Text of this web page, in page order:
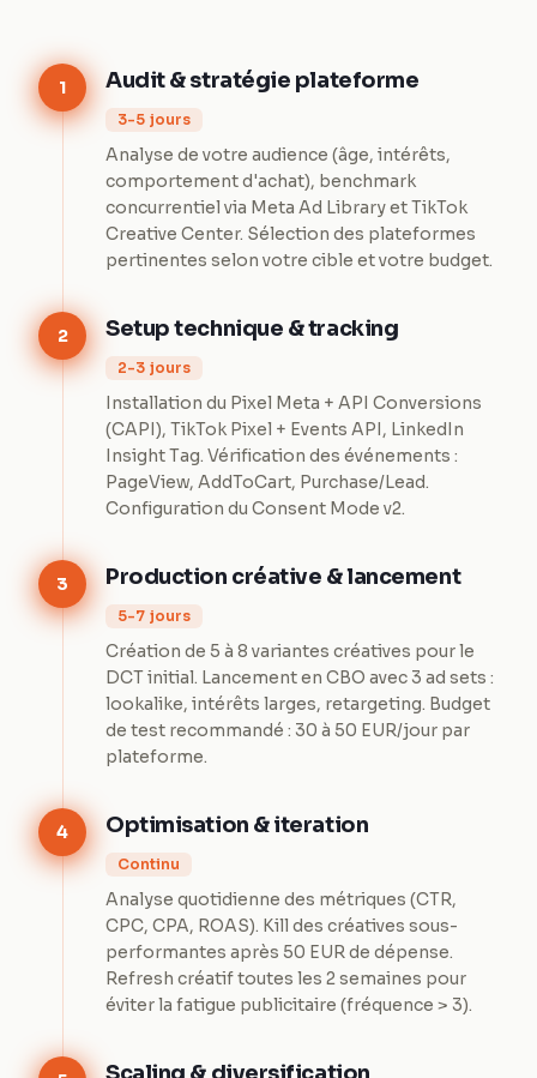
1 Audit & stratégie plateforme
3-5 jours
Analyse de votre audience (âge, intérêts,
comportement d'achat), benchmark
concurrentiel via Meta Ad Library et TikTok
Creative Center. Sélection des plateformes
pertinentes selon votre cible et votre budget.
2 Setup technique & tracking
2-3 jours
Installation du Pixel Meta + API Conversions
(CAPI), TikTok Pixel + Events API, LinkedIn
Insight Tag. Vérification des événements :
PageView, AddToCart, Purchase/Lead.
Configuration du Consent Mode v2.
3 Production créative & lancement
5-7 jours
Création de 5 à 8 variantes créatives pour le
DCT initial. Lancement en CBO avec 3 ad sets :
lookalike, intérêts larges, retargeting. Budget
de test recommandé : 30 à 50 EUR/jour par
plateforme.
4 Optimisation & iteration
Continu
Analyse quotidienne des métriques (CTR,
CPC, CPA, ROAS). Kill des créatives sous-
performantes après 50 EUR de dépense.
Refresh créatif toutes les 2 semaines pour
éviter la fatigue publicitaire (fréquence > 3).